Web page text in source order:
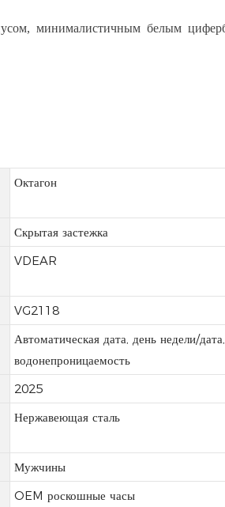
Октагон
Скрытая застежка
VDEAR
VG2118
Автоматическая дата, день недели/дата,
водонепроницаемость
2025
Нержавеющая сталь
Мужчины
OEM роскошные часы